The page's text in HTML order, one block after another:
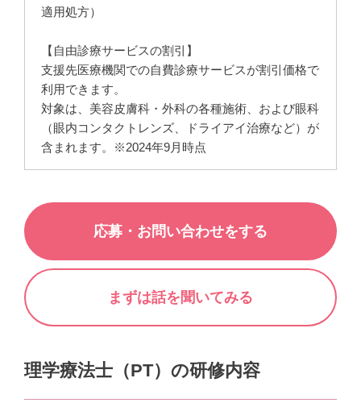
適用処方）
【自由診療サービスの割引】
支援先医療機関での自費診療サービスが割引価格で
利用できます。
対象は、美容皮膚科・外科の各種施術、および眼科
（眼内コンタクトレンズ、ドライアイ治療など）が
含まれます。※2024年9月時点
応募・お問い合わせをする
まずは話を聞いてみる
理学療法士（PT）の研修内容